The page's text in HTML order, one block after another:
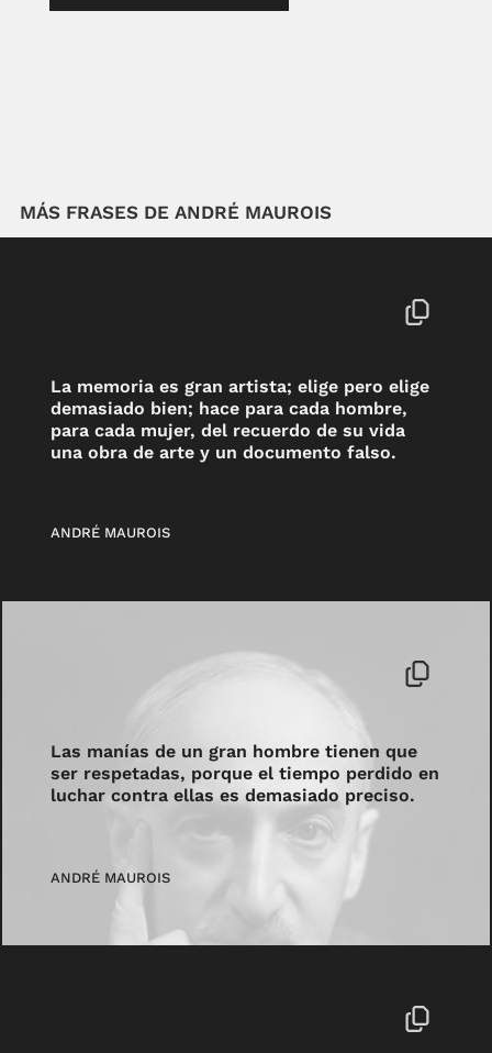
MÁS FRASES DE ANDRÉ MAUROIS
La memoria es gran artista; elige pero elige
demasiado bien; hace para cada hombre,
para cada mujer, del recuerdo de su vida
una obra de arte y un documento falso.
ANDRÉ MAUROIS
Las manías de un gran hombre tienen que
ser respetadas, porque el tiempo perdido en
luchar contra ellas es demasiado preciso.
ANDRÉ MAUROIS